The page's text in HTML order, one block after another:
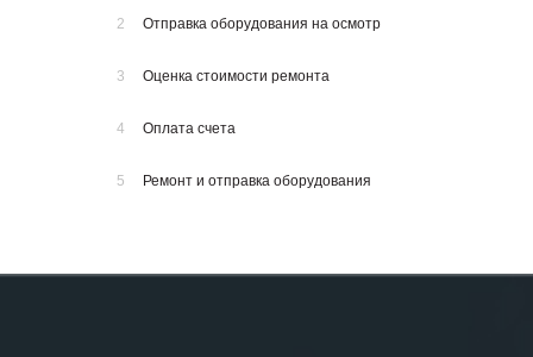
2 Отправка оборудования на осмотр
3 Оценка стоимости ремонта
4 Оплата счета
5 Ремонт и отправка оборудования